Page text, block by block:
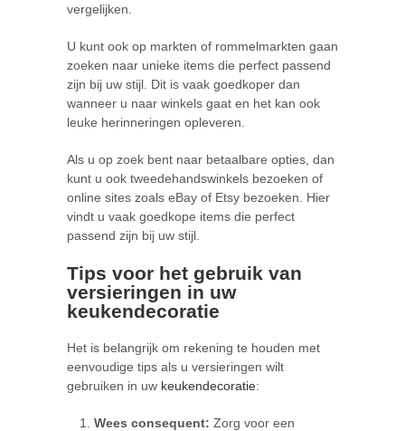
vergelijken.
U kunt ook op markten of rommelmarkten gaan
zoeken naar unieke items die perfect passend
zijn bij uw stijl. Dit is vaak goedkoper dan
wanneer u naar winkels gaat en het kan ook
leuke herinneringen opleveren.
Als u op zoek bent naar betaalbare opties, dan
kunt u ook tweedehandswinkels bezoeken of
online sites zoals eBay of Etsy bezoeken. Hier
vindt u vaak goedkope items die perfect
passend zijn bij uw stijl.
Tips voor het gebruik van
versieringen in uw
keukendecoratie
Het is belangrijk om rekening te houden met
eenvoudige tips als u versieringen wilt
gebruiken in uw keukendecoratie:
Wees consequent: Zorg voor een